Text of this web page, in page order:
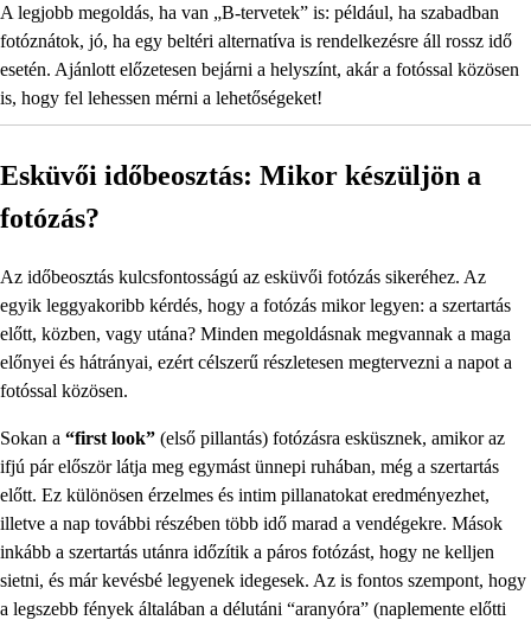
A legjobb megoldás, ha van „B-tervetek” is: például, ha szabadban
fotóznátok, jó, ha egy beltéri alternatíva is rendelkezésre áll rossz idő
esetén. Ajánlott előzetesen bejárni a helyszínt, akár a fotóssal közösen
is, hogy fel lehessen mérni a lehetőségeket!
Esküvői időbeosztás: Mikor készüljön a
fotózás?
Az időbeosztás kulcsfontosságú az esküvői fotózás sikeréhez. Az
egyik leggyakoribb kérdés, hogy a fotózás mikor legyen: a szertartás
előtt, közben, vagy utána? Minden megoldásnak megvannak a maga
előnyei és hátrányai, ezért célszerű részletesen megtervezni a napot a
fotóssal közösen.
Sokan a “first look” (első pillantás) fotózásra esküsznek, amikor az
ifjú pár először látja meg egymást ünnepi ruhában, még a szertartás
előtt. Ez különösen érzelmes és intim pillanatokat eredményezhet,
illetve a nap további részében több idő marad a vendégekre. Mások
inkább a szertartás utánra időzítik a páros fotózást, hogy ne kelljen
sietni, és már kevésbé legyenek idegesek. Az is fontos szempont, hogy
a legszebb fények általában a délutáni “aranyóra” (naplemente előtti